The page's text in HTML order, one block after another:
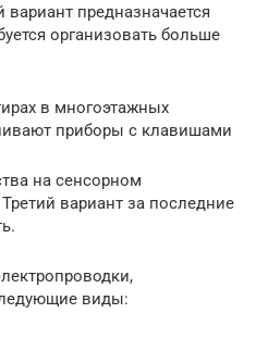
предназначается
организовать больше
в многоэтажных
приборы с клавишами
на сенсорном
вариант за последние
виды: